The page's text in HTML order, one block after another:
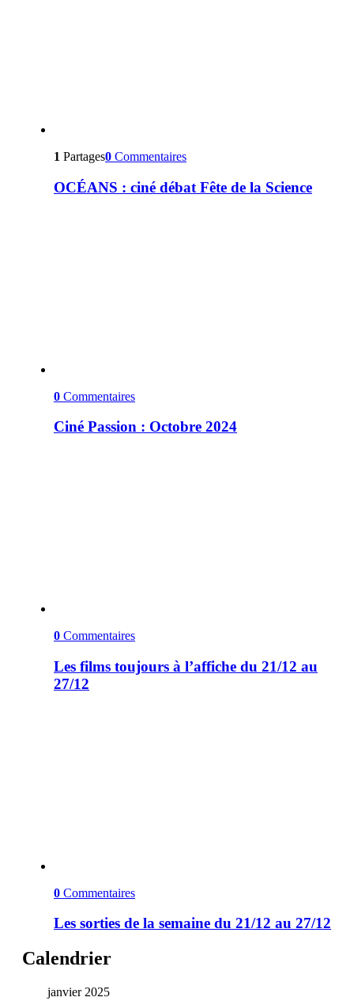
1 Partages0 Commentaires
OCÉANS : ciné débat Fête de la Science
0 Commentaires
Ciné Passion : Octobre 2024
0 Commentaires
Les films toujours à l’affiche du 21/12 au
27/12
0 Commentaires
Les sorties de la semaine du 21/12 au 27/12
Calendrier
janvier 2025